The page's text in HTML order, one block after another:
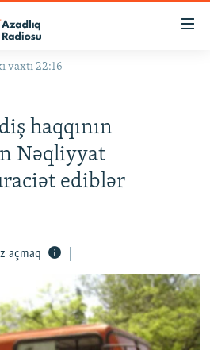
vaxtı 22:16
haqqının
Nəqliyyat
ediblər
açmaq